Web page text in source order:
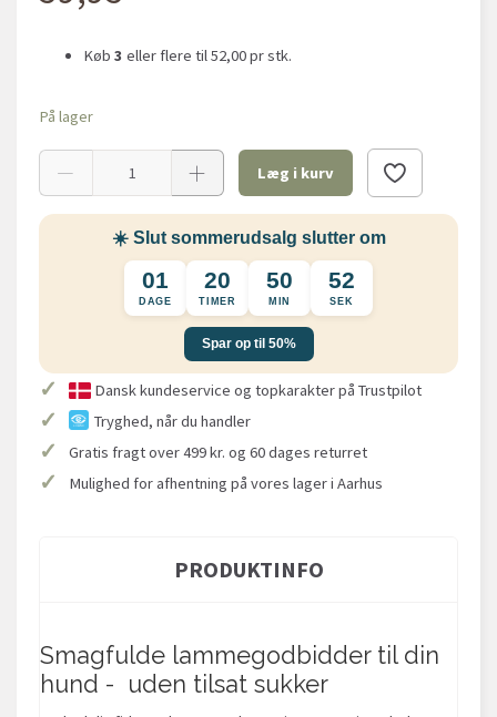
Køb 3 eller flere til52,00pr stk.
På lager
Læg i kurv
☀️ Slut sommerudsalg slutter om
01
DAGE
20
TIMER
50
MIN
52
SEK
Spar op til 50%
✓ Dansk kundeservice og topkarakter på Trustpilot
✓ Tryghed, når du handler
✓ Gratis fragt over 499 kr. og 60 dages returret
✓ Mulighed for afhentning på vores lager i Aarhus
PRODUKTINFO
Smagfulde lammegodbidder til din
hund - uden tilsat sukker